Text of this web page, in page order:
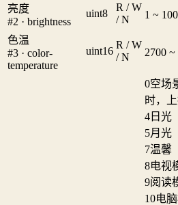
亮度
#2 · brightness
uint8
R / W
/ N
1 ~
色温
#3 · color-
temperature
uint16
R / W
/ N
2700
0空场
时，
4 日光
5月光
7温馨
8电视
9阅读
10电